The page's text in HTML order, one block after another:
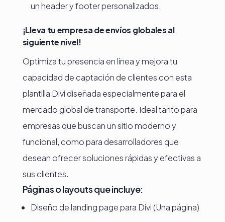
un header y footer personalizados.
¡Lleva tu empresa de envíos globales al
siguiente nivel!
Optimiza tu presencia en línea y mejora tu
capacidad de captación de clientes con esta
plantilla Divi diseñada especialmente para el
mercado global de transporte. Ideal tanto para
empresas que buscan un sitio moderno y
funcional, como para desarrolladores que
desean ofrecer soluciones rápidas y efectivas a
sus clientes.
Páginas o layouts que incluye:
Diseño de landing page para Divi (Una página)